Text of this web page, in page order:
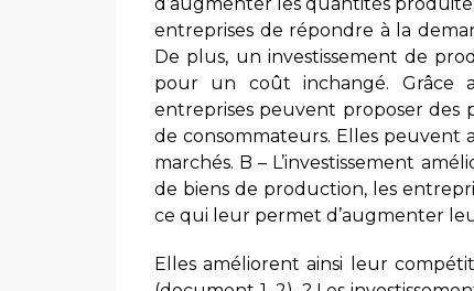
entreprises de répondre à la
De plus, un investissement de
pour un coût inchangé. Grâce
entreprises peuvent proposer des
de consommateurs. Elles peuvent
marchés. B – L’investissement
de biens de production, les
ce qui leur permet d’augmenter
Elles améliorent ainsi leur